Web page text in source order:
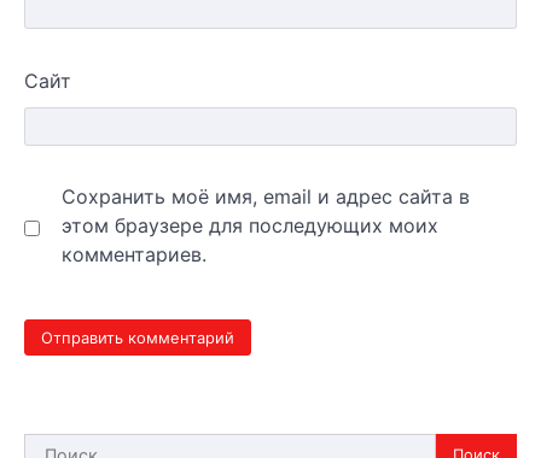
Сайт
Сохранить моё имя, email и адрес сайта в
этом браузере для последующих моих
комментариев.
Найти: